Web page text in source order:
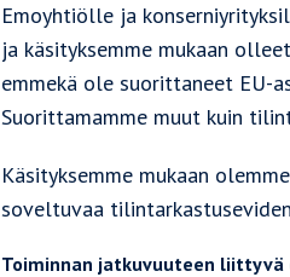
Emoyhtiölle ja
ja käsityksemme mukaan
emmekä ole suorittaneet EU-
Suorittamamme muut kuin
Käsityksemme mukaan
soveltuvaa
Toiminnan jatkuvuuteen liittyvä